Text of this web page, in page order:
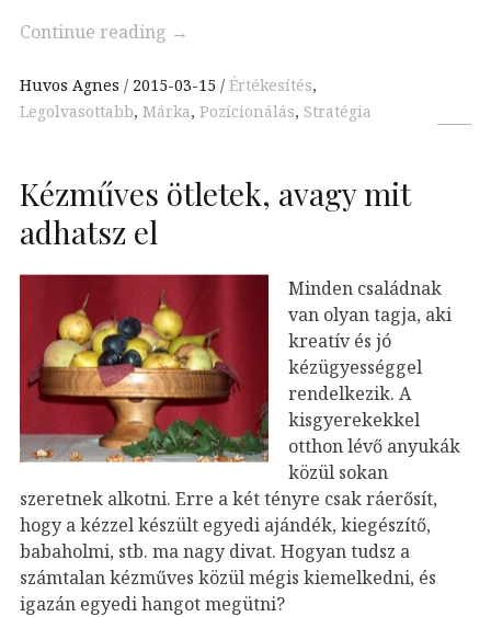
Continue reading →
Huvos Agnes 2015-03-15 Értékesítés,
Legolvasottabb, Márka, Pozícionálás, Stratégia
Kézműves ötletek, avagy mit
adhatsz el
Minden családnak
van olyan tagja, aki
kreatív és jó
kézügyességgel
rendelkezik. A
kisgyerekekkel
otthon lévő anyukák
közül sokan
szeretnek alkotni. Erre a két tényre csak ráerősít,
hogy a kézzel készült egyedi ajándék, kiegészítő,
babaholmi, stb. ma nagy divat. Hogyan tudsz a
számtalan kézműves közül mégis kiemelkedni, és
igazán egyedi hangot megütni?